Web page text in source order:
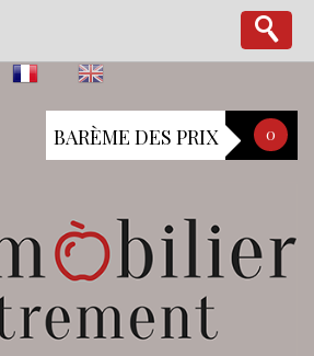
BARÈME DES PRIX 0